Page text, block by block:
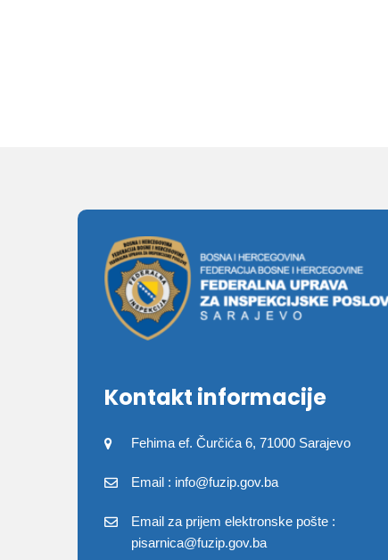
Kontakt informacije
Fehima ef. Čurčića 6, 71000 Sarajevo
Email : info@fuzip.gov.ba
Email za prijem elektronske pošte :
pisarnica@fuzip.gov.ba